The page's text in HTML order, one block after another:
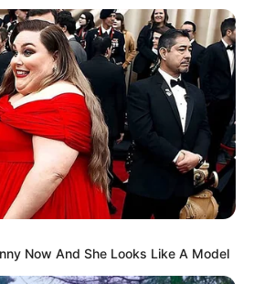
Now And She Looks Like A Model